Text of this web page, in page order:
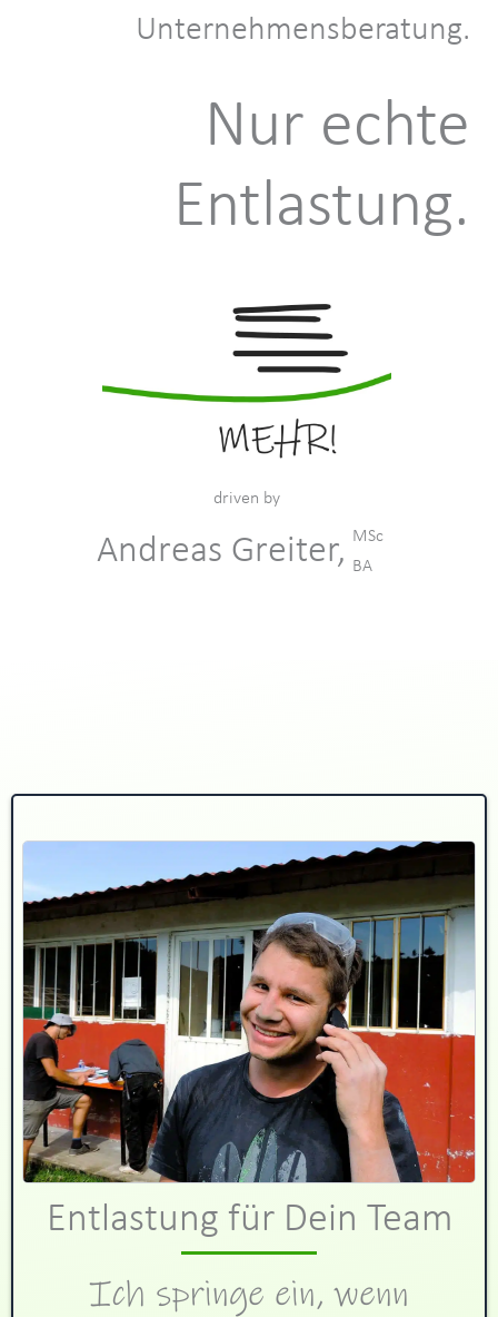
Unternehmensberatung.
Nur echte
Entlastung.
driven by
Andreas Greiter,
MSc
BA
Entlastung für Dein Team
Ich springe ein, wenn